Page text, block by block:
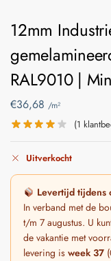
12mm
RAL9010 |
€36,68 /m²
(1
Uitverkocht
Levertijd tijdens
In verband met de
t/m 7 augustus. U
de vakantie met
levering is week 37